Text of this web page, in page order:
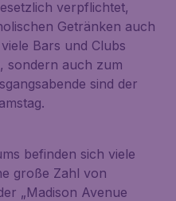
verpflichtet,
Getränken auch
Bars und Clubs
sondern auch zum
sind der
befinden sich viele
große Zahl von
„Madison Avenue